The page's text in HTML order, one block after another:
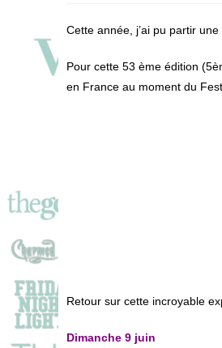
Cette année, j’ai pu partir
Pour cette 53 ème édition
en France au moment du
Retour sur cette incroyable
Dimanche 9 juin